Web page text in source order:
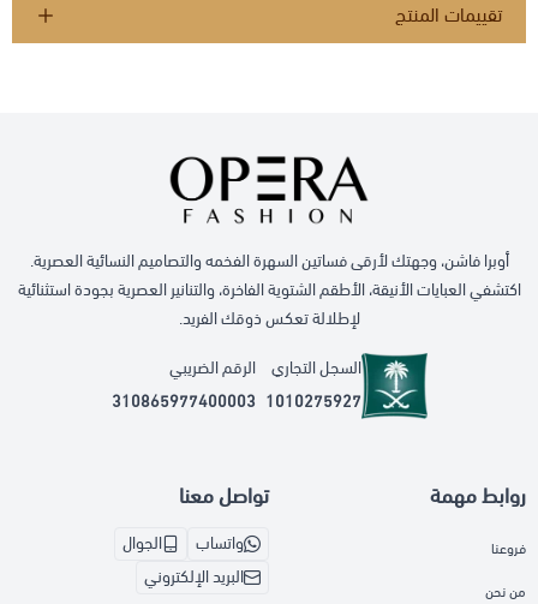
تقييمات المنتج
أوبرا فاشن، وجهتك لأرقى فساتين السهرة الفخمه والتصاميم النسائية العصرية.
اكتشفي العبايات الأنيقة، الأطقم الشتوية الفاخرة، والتنانير العصرية بجودة استثنائية
لإطلالة تعكس ذوقك الفريد.
السجل التجاري
1010275927
الرقم الضريبي
310865977400003
روابط مهمة
فروعنا
من نحن
تواصل معنا
واتساب
الجوال
البريد الإلكتروني